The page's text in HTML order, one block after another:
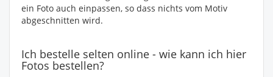
ein Foto auch einpassen, so dass nichts vom Motiv
abgeschnitten wird.
Ich bestelle selten online - wie kann ich hier
Fotos bestellen?